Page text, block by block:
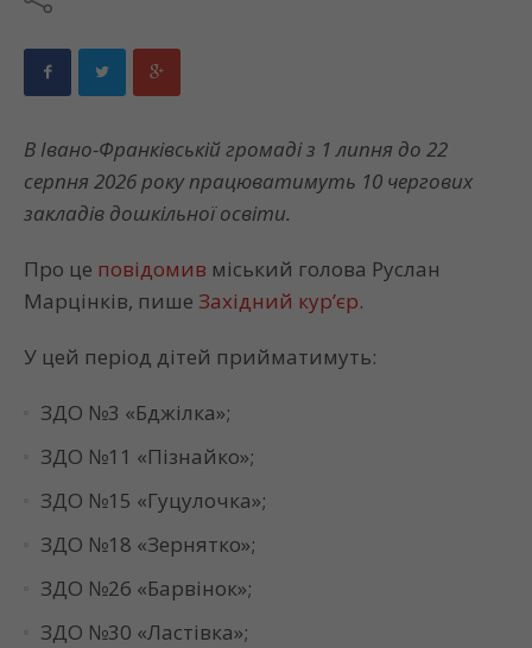
В Івано-Франківській громаді з 1 липня до 22
серпня 2026 року працюватимуть 10 чергових
закладів дошкільної освіти.
Про це повідомив міський голова Руслан
Марцінків, пише Західний кур’єр.
У цей період дітей прийматимуть:
ЗДО №3 «Бджілка»;
ЗДО №11 «Пізнайко»;
ЗДО №15 «Гуцулочка»;
ЗДО №18 «Зернятко»;
ЗДО №26 «Барвінок»;
ЗДО №30 «Ластівка»;